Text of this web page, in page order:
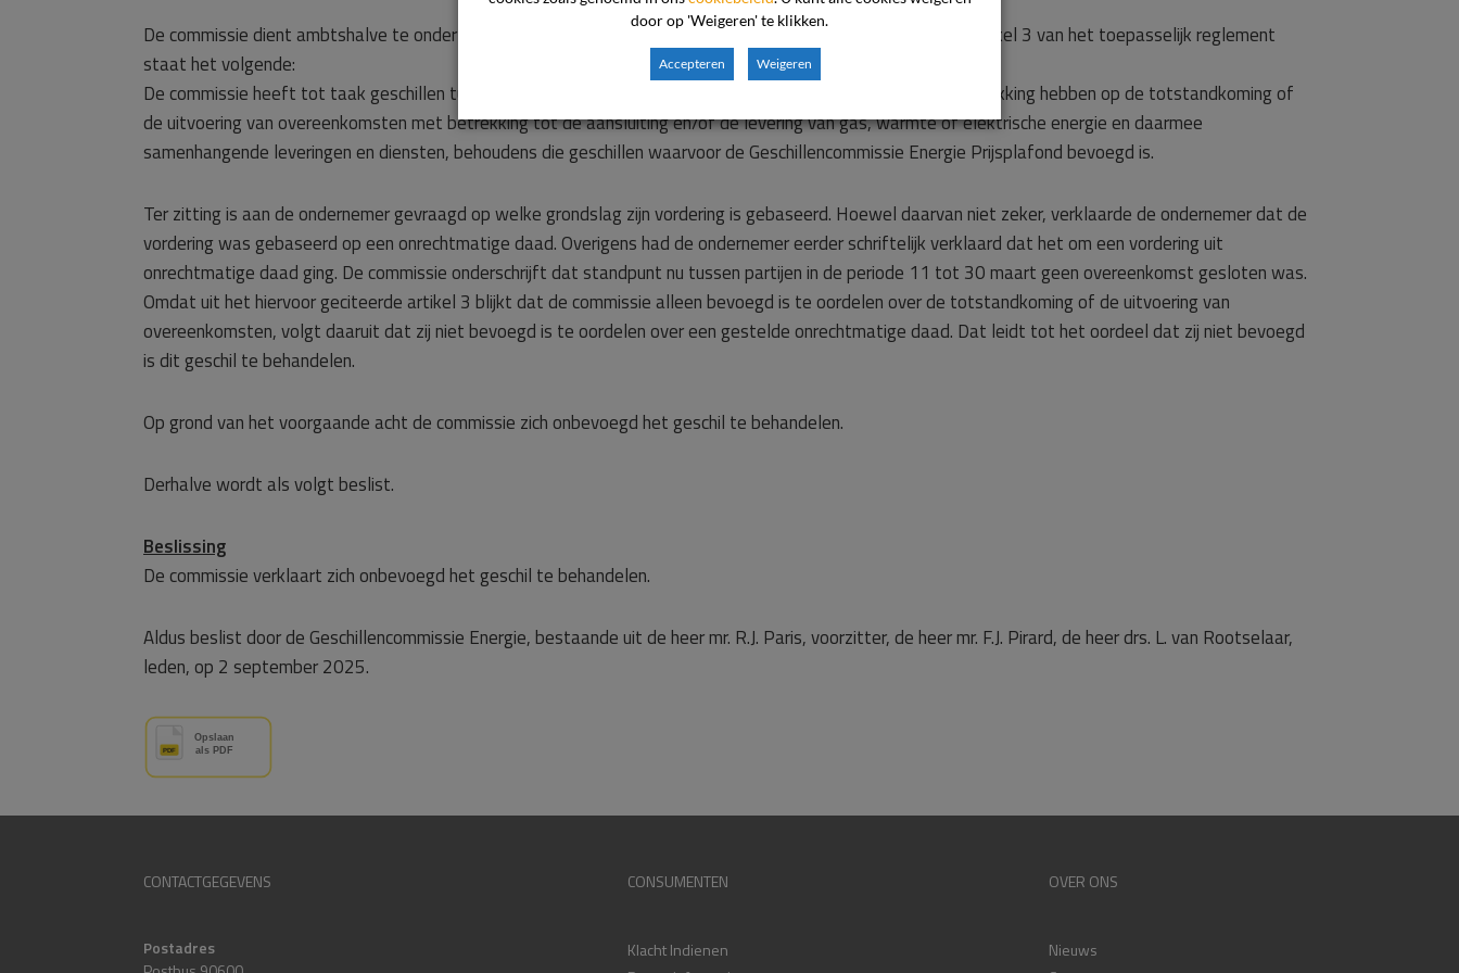
De commissie dient ambtshalve te onderzoeken of zij bevoegd is het voorgelegde geschil te beoordelen. In artikel 3 van het toepasselijk reglement
staat het volgende:
De commissie heeft tot taak geschillen tussen consument en ondernemer te beslechten, voor zover deze betrekking hebben op de totstandkoming of
de uitvoering van overeenkomsten met betrekking tot de aansluiting en/of de levering van gas, warmte of elektrische energie en daarmee
samenhangende leveringen en diensten, behoudens die geschillen waarvoor de Geschillencommissie Energie Prijsplafond bevoegd is.
Ter zitting is aan de ondernemer gevraagd op welke grondslag zijn vordering is gebaseerd. Hoewel daarvan niet zeker, verklaarde de ondernemer dat de
vordering was gebaseerd op een onrechtmatige daad. Overigens had de ondernemer eerder schriftelijk verklaard dat het om een vordering uit
onrechtmatige daad ging. De commissie onderschrijft dat standpunt nu tussen partijen in de periode 11 tot 30 maart geen overeenkomst gesloten was.
Omdat uit het hiervoor geciteerde artikel 3 blijkt dat de commissie alleen bevoegd is te oordelen over de totstandkoming of de uitvoering van
overeenkomsten, volgt daaruit dat zij niet bevoegd is te oordelen over een gestelde onrechtmatige daad. Dat leidt tot het oordeel dat zij niet bevoegd
is dit geschil te behandelen.
Op grond van het voorgaande acht de commissie zich onbevoegd het geschil te behandelen.
Derhalve wordt als volgt beslist.
Beslissing
De commissie verklaart zich onbevoegd het geschil te behandelen.
Aldus beslist door de Geschillencommissie Energie, bestaande uit de heer mr. R.J. Paris, voorzitter, de heer mr. F.J. Pirard, de heer drs. L. van Rootselaar,
leden, op 2 september 2025.
CONTACTGEGEVENS
Postadres
CONSUMENTEN
Klacht Indienen
OVER ONS
Nieuws
door op 'Weigeren' te klikken.
Accepteren Weigeren